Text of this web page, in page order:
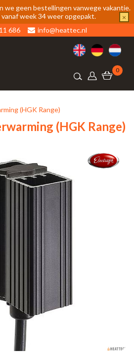
we geen bestellingen vanwege vakantie.
week 34 weer opgepakt.
×
686
info@heattec.nl
0
(HGK Range)
(HGK Range)